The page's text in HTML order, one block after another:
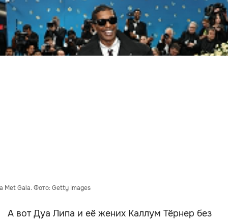
Met Gala. Фото: Getty Images
А вот Дуа Липа и её жених Каллум Тёрнер без